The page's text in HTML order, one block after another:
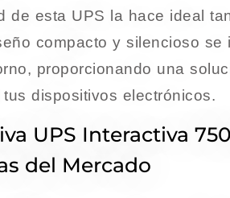
de esta UPS la hace ideal
compacto y silencioso se
proporcionando una
dispositivos electrónicos.
UPS Interactiva
del Mercado